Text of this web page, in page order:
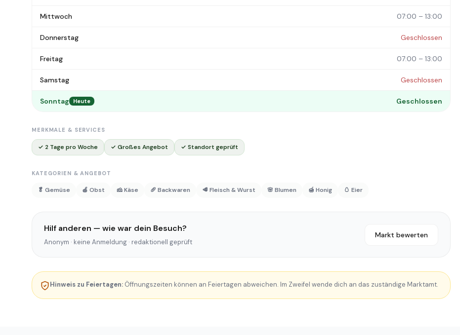
Mittwoch 07:00 – 13:00
Donnerstag Geschlossen
Freitag 07:00 – 13:00
Samstag Geschlossen
Sonntag Heute Geschlossen
MERKMALE & SERVICES
✓ 2 Tage pro Woche ✓ Großes Angebot ✓ Standort geprüft
KATEGORIEN & ANGEBOT
🥬 Gemüse 🍎 Obst 🧀 Käse 🥖 Backwaren 🥩 Fleisch & Wurst 🌸 Blumen 🍯 Honig 🥚 Eier
Hilf anderen — wie war dein Besuch?
Anonym · keine Anmeldung · redaktionell geprüft
Markt bewerten
Hinweis zu Feiertagen: Öffnungszeiten können an Feiertagen abweichen. Im Zweifel wende dich an das zuständige Marktamt.